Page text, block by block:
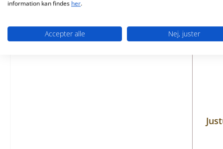
information kan findes her.
Accepter alle Nej, juster